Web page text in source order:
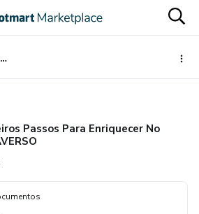
Primeiros Passos Para Enriquecer No METAVERSO
Passos Para Enriquecer No